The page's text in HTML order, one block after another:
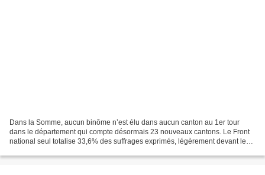
Dans la Somme, aucun binôme n’est élu dans aucun canton au 1er tour
dans le département qui compte désormais 23 nouveaux cantons. Le Front
national seul totalise 33,6% des suffrages exprimés, légèrement devant les